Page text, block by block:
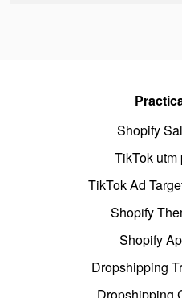
Shopify
TikTok utm
TikTok Ad
Shopify
Shopify
Dropshipping